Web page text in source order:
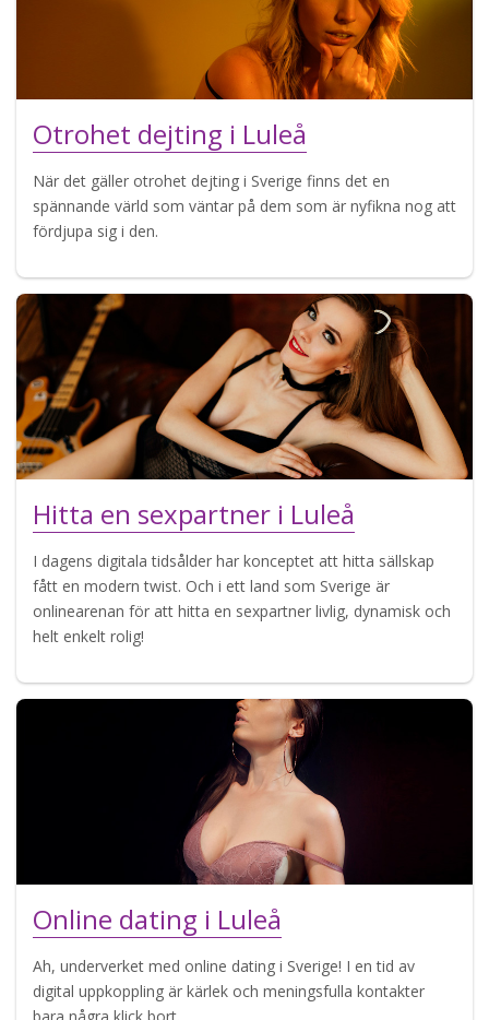
Otrohet dejting i Luleå
När det gäller otrohet dejting i Sverige finns det en
spännande värld som väntar på dem som är nyfikna nog att
fördjupa sig i den.
Hitta en sexpartner i Luleå
I dagens digitala tidsålder har konceptet att hitta sällskap
fått en modern twist. Och i ett land som Sverige är
onlinearenan för att hitta en sexpartner livlig, dynamisk och
helt enkelt rolig!
Online dating i Luleå
Ah, underverket med online dating i Sverige! I en tid av
digital uppkoppling är kärlek och meningsfulla kontakter
bara några klick bort.